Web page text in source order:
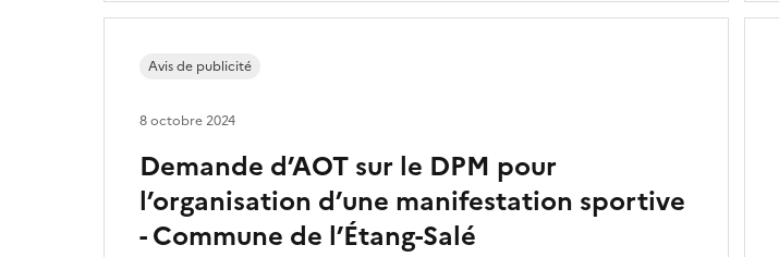
Demande d’AOT sur le DPM pour
l’organisation d’une manifestation sportive
- Commune de l’Étang-Salé
Avis de publicité
8 octobre 2024